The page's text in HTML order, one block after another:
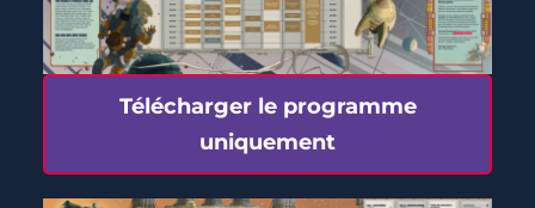
Télécharger le programme
uniquement